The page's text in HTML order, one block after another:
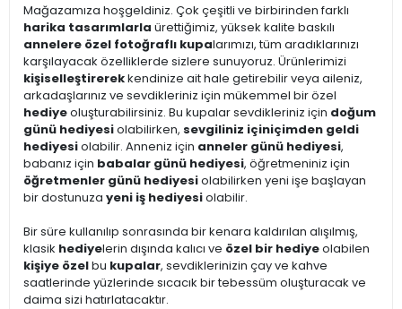
Mağazamıza hoşgeldiniz. Çok çeşitli ve birbirinden farklı
harika tasarımlarla ürettiğimiz, yüksek kalite baskılı
annelere özel fotoğraflı kupalarımızı, tüm aradıklarınızı
karşılayacak özelliklerde sizlere sunuyoruz. Ürünlerimizi
kişiselleştirerekkendinize ait hale getirebilir veya aileniz,
arkadaşlarınız ve sevdikleriniz için mükemmel bir özel
hediyeoluşturabilirsiniz. Bu kupalar sevdikleriniz için doğum
günü hediyesiolabilirken, sevgiliniz içiniçimden geldi
hediyesiolabilir. Anneniz için anneler günü hediyesi,
babanız için babalar günü hediyesi, öğretmeniniz için
öğretmenler günü hediyesiolabilirken yeni işe başlayan
bir dostunuza yeni iş hediyesiolabilir.
Bir süre kullanılıp sonrasında bir kenara kaldırılan alışılmış,
klasik hediyelerin dışında kalıcı ve özel bir hediyeolabilen
kişiye özelbu kupalar, sevdiklerinizin çay ve kahve
saatlerinde yüzlerinde sıcacık bir tebessüm oluşturacak ve
daima sizi hatırlatacaktır.